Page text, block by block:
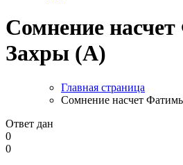
Сомнение
Захры (А)
Главная страница
Сомнение насчет
Ответ дан
0
0